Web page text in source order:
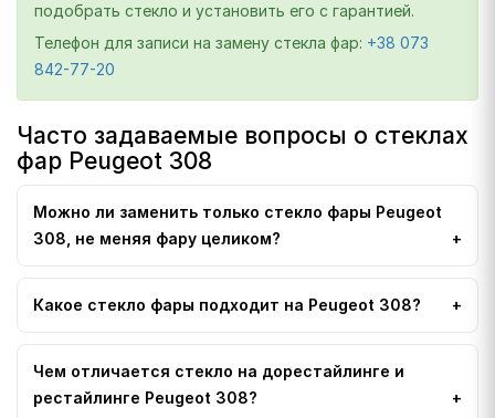
подобрать стекло и установить его с гарантией.
Телефон для записи на замену стекла фар: +38 073
842-77-20
Часто задаваемые вопросы о стеклах
фар Peugeot 308
Можно ли заменить только стекло фары Peugeot
308, не меняя фару целиком?
Какое стекло фары подходит на Peugeot 308?
Чем отличается стекло на дорестайлинге и
рестайлинге Peugeot 308?